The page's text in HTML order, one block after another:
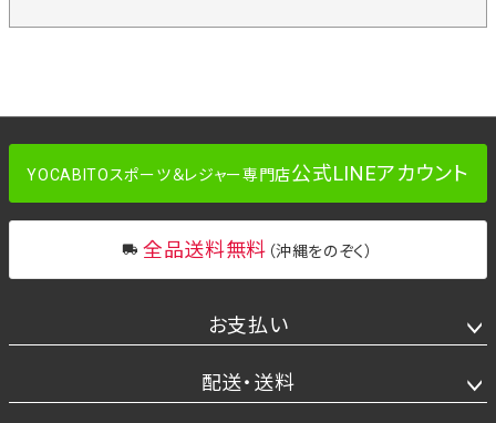
YOCABITOスポーツ＆レジャー専門店公式LINEアカウント
全品送料無料 （沖縄をのぞく）
お支払い
配送・送料